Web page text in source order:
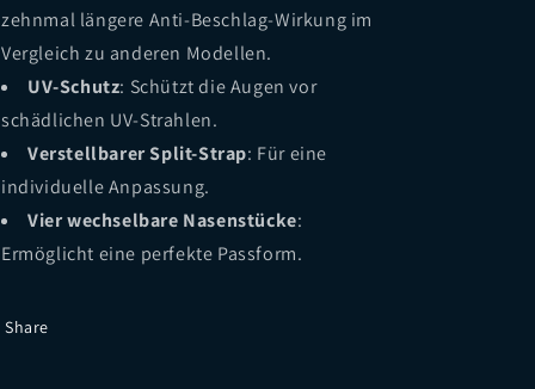
zehnmal längere Anti-Beschlag-Wirkung im
Vergleich zu anderen Modellen.
UV-Schutz: Schützt die Augen vor
schädlichen UV-Strahlen.
Verstellbarer Split-Strap: Für eine
individuelle Anpassung.
Vier wechselbare Nasenstücke:
Ermöglicht eine perfekte Passform.
Share